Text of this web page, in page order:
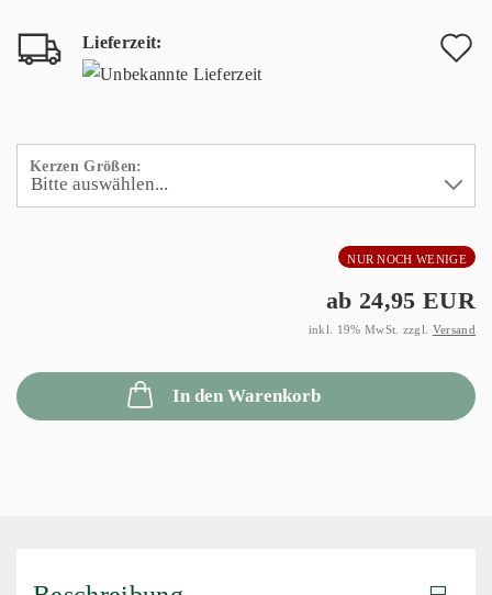
Lieferzeit:
Kerzen Größen:
NUR NOCH WENIGE
ab 24,95 EUR
inkl. 19% MwSt. zzgl. Versand
In den Warenkorb